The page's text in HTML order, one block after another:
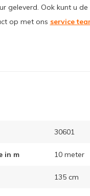
geleverd. Ook kunt u
op met ons service
30601
in m 10 meter
135 cm